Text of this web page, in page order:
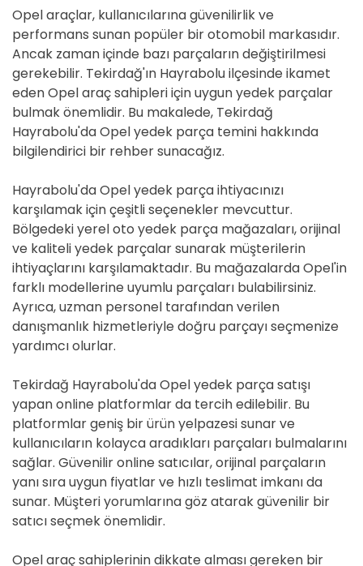
Opel araçlar, kullanıcılarına güvenilirlik ve
performans sunan popüler bir otomobil markasıdır.
Ancak zaman içinde bazı parçaların değiştirilmesi
gerekebilir. Tekirdağ'ın Hayrabolu ilçesinde ikamet
eden Opel araç sahipleri için uygun yedek parçalar
bulmak önemlidir. Bu makalede, Tekirdağ
Hayrabolu'da Opel yedek parça temini hakkında
bilgilendirici bir rehber sunacağız.
Hayrabolu'da Opel yedek parça ihtiyacınızı
karşılamak için çeşitli seçenekler mevcuttur.
Bölgedeki yerel oto yedek parça mağazaları, orijinal
ve kaliteli yedek parçalar sunarak müşterilerin
ihtiyaçlarını karşılamaktadır. Bu mağazalarda Opel'in
farklı modellerine uyumlu parçaları bulabilirsiniz.
Ayrıca, uzman personel tarafından verilen
danışmanlık hizmetleriyle doğru parçayı seçmenize
yardımcı olurlar.
Tekirdağ Hayrabolu'da Opel yedek parça satışı
yapan online platformlar da tercih edilebilir. Bu
platformlar geniş bir ürün yelpazesi sunar ve
kullanıcıların kolayca aradıkları parçaları bulmalarını
sağlar. Güvenilir online satıcılar, orijinal parçaların
yanı sıra uygun fiyatlar ve hızlı teslimat imkanı da
sunar. Müşteri yorumlarına göz atarak güvenilir bir
satıcı seçmek önemlidir.
Opel araç sahiplerinin dikkate alması gereken bir